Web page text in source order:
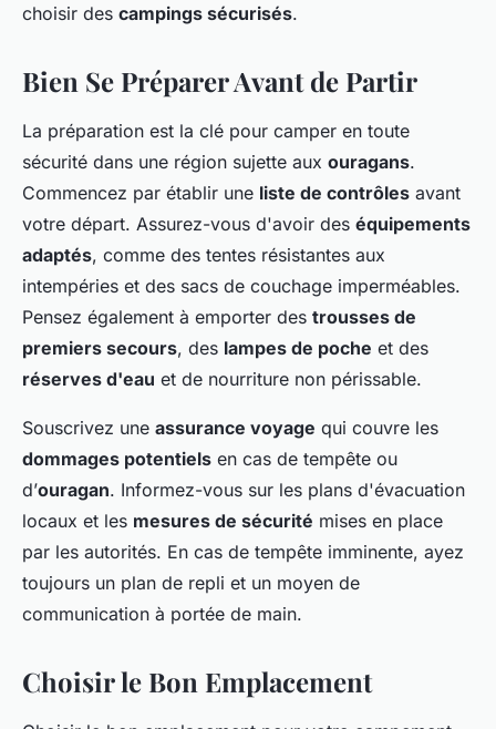
choisir des campings sécurisés.
Bien Se Préparer Avant de Partir
La préparation est la clé pour camper en toute
sécurité dans une région sujette aux ouragans.
Commencez par établir une liste de contrôles avant
votre départ. Assurez-vous d'avoir des équipements
adaptés, comme des tentes résistantes aux
intempéries et des sacs de couchage imperméables.
Pensez également à emporter des trousses de
premiers secours, des lampes de poche et des
réserves d'eau et de nourriture non périssable.
Souscrivez une assurance voyage qui couvre les
dommages potentiels en cas de tempête ou
d’ouragan. Informez-vous sur les plans d'évacuation
locaux et les mesures de sécurité mises en place
par les autorités. En cas de tempête imminente, ayez
toujours un plan de repli et un moyen de
communication à portée de main.
Choisir le Bon Emplacement